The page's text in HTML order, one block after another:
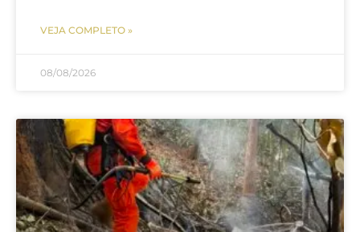
VEJA COMPLETO »
08/08/2026